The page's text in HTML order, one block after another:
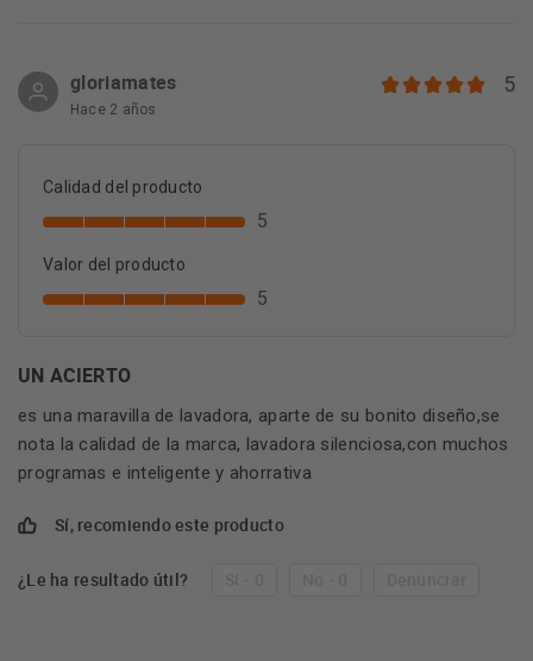
gloriamates
Hace 2 años
5
Calidad del producto
5
Valor del producto
5
UN ACIERTO
es una maravilla de lavadora, aparte de su bonito diseño,se
nota la calidad de la marca, lavadora silenciosa,con muchos
programas e inteligente y ahorrativa
Sí, recomiendo este producto
¿Le ha resultado útil?